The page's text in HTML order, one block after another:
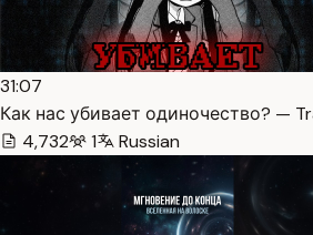
31:07
Как нас убивает одиночество? —
4,732
1 Russian